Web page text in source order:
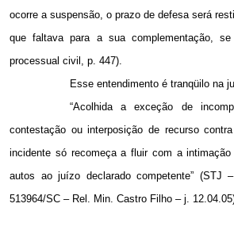
ocorre a suspensão, o prazo de defesa será
que faltava para a sua complementação,
processual civil, p. 447).
Esse entendimento é tranqüilo na
“Acolhida a exceção de
contestação ou interposição de recurso
incidente só recomeça a fluir com a
autos ao juízo declarado competente” (STJ
513964/SC – Rel. Min. Castro Filho – j.